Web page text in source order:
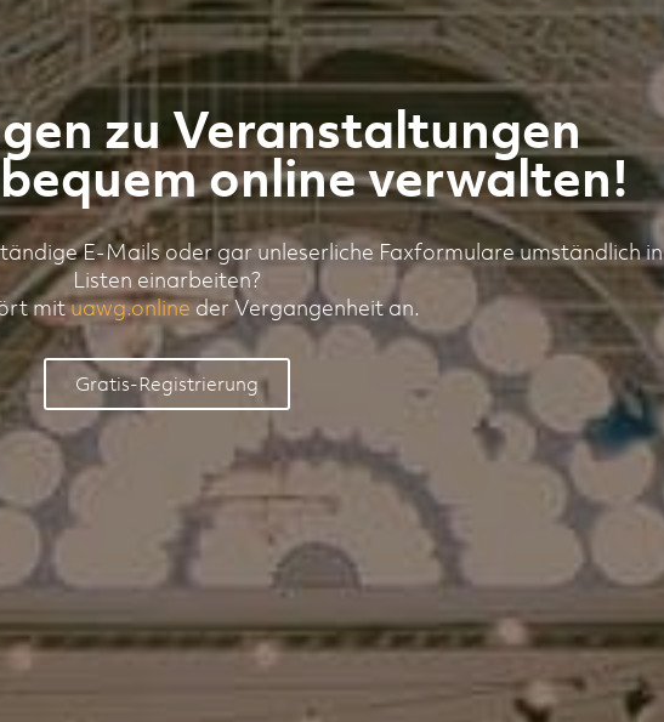
zu Veranstaltungen
online verwalten!
E-Mails oder gar unleserliche Faxformulare umständlich in
Listen einarbeiten?
mituawg.onlineder Vergangenheit an.
Gratis-Registrierung